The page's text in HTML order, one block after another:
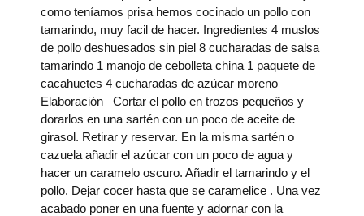
como teníamos prisa hemos cocinado un pollo con
tamarindo, muy facil de hacer. Ingredientes 4 muslos
de pollo deshuesados sin piel 8 cucharadas de salsa
tamarindo 1 manojo de cebolleta china 1 paquete de
cacahuetes 4 cucharadas de azúcar moreno
Elaboración Cortar el pollo en trozos pequeños y
dorarlos en una sartén con un poco de aceite de
girasol. Retirar y reservar. En la misma sartén o
cazuela añadir el azúcar con un poco de agua y
hacer un caramelo oscuro. Añadir el tamarindo y el
pollo. Dejar cocer hasta que se caramelice . Una vez
acabado poner en una fuente y adornar con la